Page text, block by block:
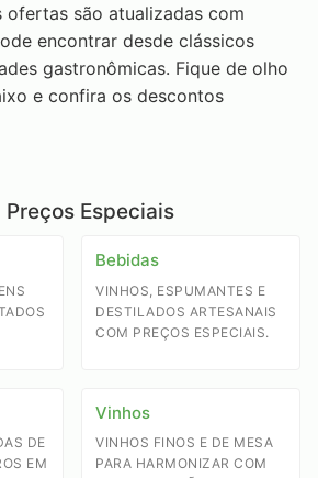
ofertas são atualizadas com
encontrar desde clássicos
gastronômicas. Fique de olho
e confira os descontos
Especiais
Bebidas
VINHOS, ESPUMANTES E
DESTILADOS ARTESANAIS
COM PREÇOS ESPECIAIS.
DE
EM
Vinhos
VINHOS FINOS E DE MESA
PARA HARMONIZAR COM